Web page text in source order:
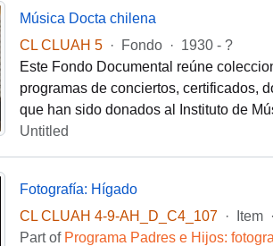
Música Docta chilena
CL CLUAH 5
· Fondo · 1930 - ?
Este Fondo Documental reúne
programas de conciertos, certificados,
que han sido donados al Instituto de
Untitled
Fotografía: Hígado
CL CLUAH 4-9-AH_D_C4_107
· Item ·
Part of Programa Padres e Hijos: